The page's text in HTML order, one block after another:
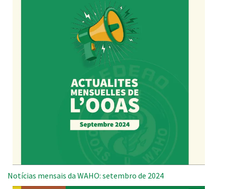
Notícias mensais da WAHO: setembro de 2024